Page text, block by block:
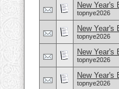
New Year's
topnye2026
New Year's
topnye2026
New Year's
topnye2026
New Year's
topnye2026